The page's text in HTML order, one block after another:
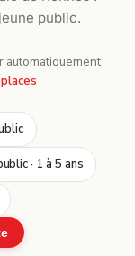
public.
automatiquement
· 1 à 5 ans